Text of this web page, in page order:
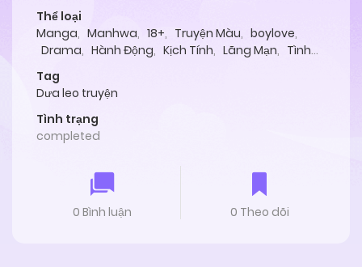
Thể loại
Manga, Manhwa, 18+, Truyện Màu, boylove,
Drama, Hành Động, Kịch Tính, Lãng Mạn, Tình
Tag
Dưa leo truyện
Tình trạng
completed
0 Bình luận 0 Theo dõi